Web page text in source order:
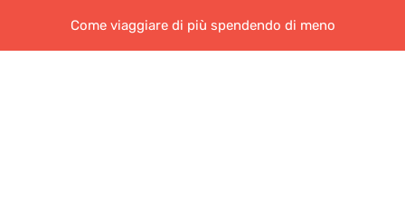
Come viaggiare di più spendendo di meno